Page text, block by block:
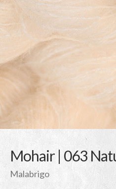
Mohair | 063
Malabrigo